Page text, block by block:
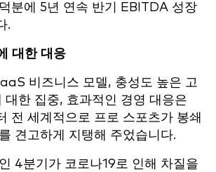
분에 5년 연속 반기 EBITDA 성장
.
대한 대응
비즈니스 모델, 충성도 높은 고
대한 집중, 효과적인 경영 대응은
전 세계적으로 프로 스포츠가 봉쇄
견고하게 지탱해 주었습니다.
4분기가 코로나19로 인해 차질을